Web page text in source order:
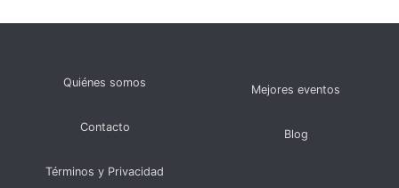
Quiénes somos
Contacto
Términos y Privacidad
Mejores eventos
Blog